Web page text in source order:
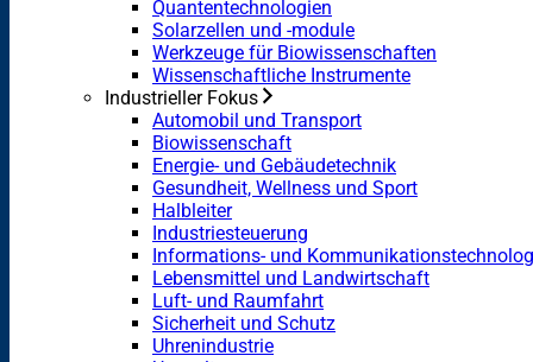
Quantentechnologien
Solarzellen und -module
Werkzeuge für Biowissenschaften
Wissenschaftliche Instrumente
Industrieller Fokus
Automobil und Transport
Biowissenschaft
Energie- und Gebäudetechnik
Gesundheit, Wellness und Sport
Halbleiter
Industriesteuerung
Informations- und
Lebensmittel und Landwirtschaft
Luft- und Raumfahrt
Sicherheit und Schutz
Uhrenindustrie